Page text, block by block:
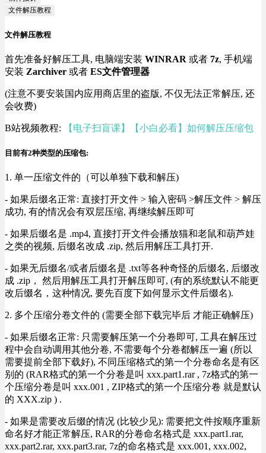
文件解压教程
文件解压教程
首先准备好解压工具, 电脑端安装 WINRAR 或者 7z, 手机端
安装 Zarchiver 或者 ES文件管理器
(注意不要安装国内应用商店里的盗版, 不仅无法正常解压, 还
会收费)
B站视频教程: 【电子扫盲课】【小白必看】如何解压压缩包
目前有2种类型的压缩包:
1. 单一压缩文件的（可以单独下载和解压)
- 如果后缀名正常: 直接打开文件 > 输入密码 >解压文件 > 解压
成功, 有的情况会有双层压缩, 再继续解压即可
- 如果后缀名是 .mp4, 直接打开文件会播放猫和老鼠和葫芦娃
之类的视频, 后缀名改成 .zip, 然后用解压工具打开.
- 如果无后缀名/或者后缀名是 .txt等各种奇怪的后缀名, 后缀改
成 .zip， 然后用解压工具打开解压即可, (有的系统默认不能更
改后缀名，这种情况, 要先百度下如何显示文件后缀名).
2. 多个压缩分卷文件的 (需要全部下载完毕后 才能正确解压)
- 如果后缀名正常: 只需要解压第一个分卷即可, 工具在解压过
程中会自动调用其他分卷, 不需要每个分卷都解压一遍 (所以
需要提前全部下载好), 不同压缩格式的第一个分卷命名是有区
别的 (RAR格式的第一个分卷是叫 xxx.part1.rar , 7z格式的第一
个压缩分卷是叫 xxx.001 , ZIP格式的第一个压缩分卷 就是默认
的 XXX.zip ) .
- 如果是需要改后缀的情况 (比较少见): 需要把文件按顺序重新
命名好才能正常解压, RAR的分卷命名格式是 xxx.part1.rar,
xxx.part2.rar, xxx.part3.rar, 7z的命名格式是 xxx.001, xxx.002,